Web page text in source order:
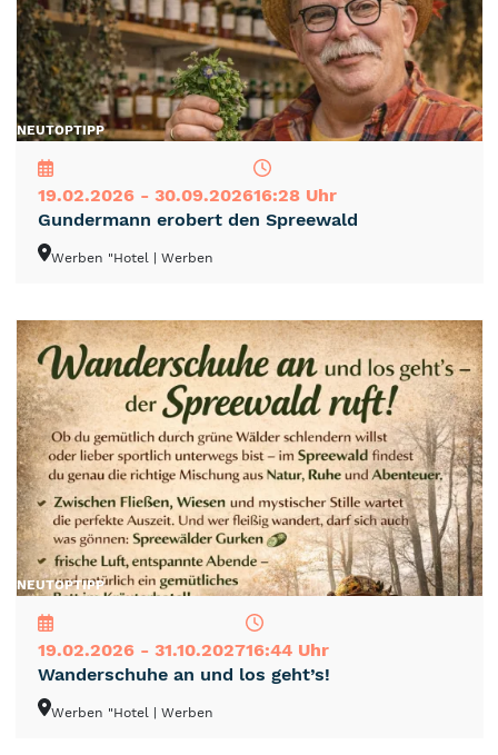
NEUTOPTIPP
19.02.2026 - 30.09.202616:28 Uhr
Gundermann erobert den Spreewald
Werben "Hotel | Werben
NEUTOPTIPP
19.02.2026 - 31.10.202716:44 Uhr
Wanderschuhe an und los geht’s!
Werben "Hotel | Werben